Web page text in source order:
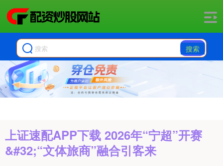
搜索
上证速配APP下载 2026年“宁超”开赛
&#32;“文体旅商”融合引客来